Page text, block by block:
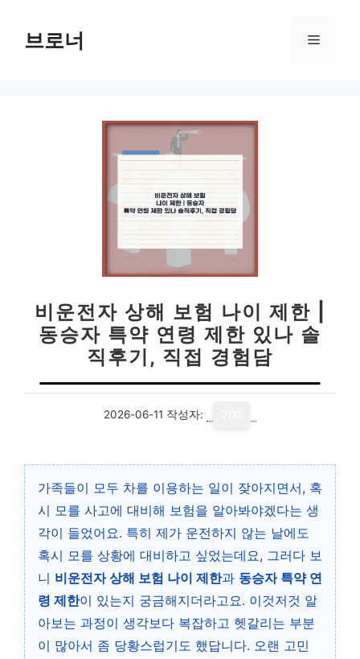
브로너 메
비운전자 상해 보험 나이 제한 |
동승자 특약 연령 제한 있나 솔
직후기, 직접 경험담
2026-06-11 작성자:
가족들이 모두 차를 이용하는 일이 잦아지면서, 혹
시 모를 사고에 대비해 보험을 알아봐야겠다는 생
각이 들었어요. 특히 제가 운전하지 않는 날에도
혹시 모를 상황에 대비하고 싶었는데요, 그러다 보
니 비운전자 상해 보험 나이 제한과 동승자 특약 연
령 제한이 있는지 궁금해지더라고요. 이것저것 알
아보는 과정이 생각보다 복잡하고 헷갈리는 부분
이 많아서 좀 당황스럽기도 했답니다. 오랜 고민